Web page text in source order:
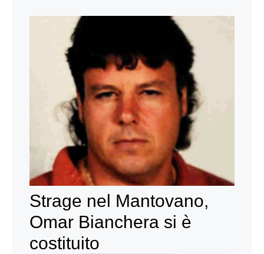
Strage nel Mantovano,
Omar Bianchera si è
costituito